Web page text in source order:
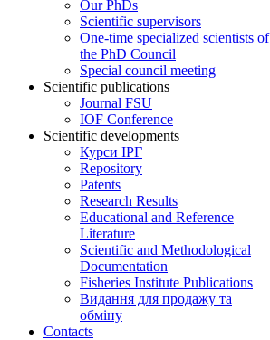
Our PhDs
Scientific supervisors
One-time specialized scientists of
the PhD Council
Special council meeting
Scientific publications
Journal FSU
IOF Conference
Scientific developments
Курси ІРГ
Repository
Patents
Research Results
Educational and Reference
Literature
Scientific and Methodological
Documentation
Fisheries Institute Publications
Видання для продажу та
обміну
Contacts